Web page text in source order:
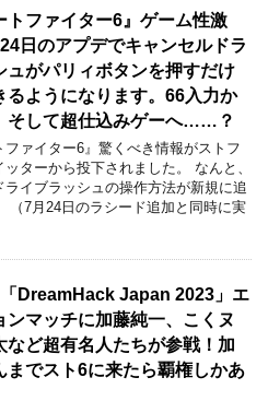
トファイター6』ゲーム性激
日のアプデでキャンセルドラ
ュがパリィボタンを押すだけ
るようになります。66入力か
そして超仕込みゲーへ……？
ファイター6』驚くべき情報がストフ
ッターから投下されました。 なんと、
ライブラッシュの操作方法が新規に追
（7月24日のラシード追加と同時に実
「DreamHack Japan 2023」エ
ンマッチに加藤純一、こくヌ
など超有名人たちが参戦！加
までスト6に来たら覇権しかあ